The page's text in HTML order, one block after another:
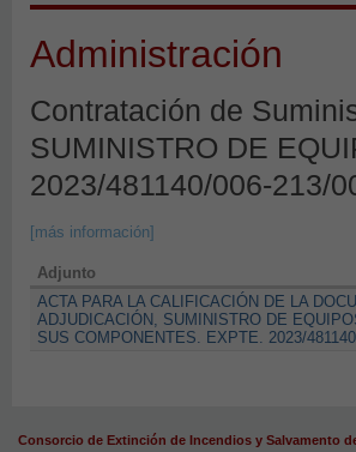
Administración
Contratación de
SUMINISTRO DE
2023/481140/006-213/
[más información]
Adjunto
ACTA PARA LA CALIFICACIÓN DE LA
ADJUDICACIÓN, SUMINISTRO DE
SUS COMPONENTES. EXPTE. 2023/
Consorcio de Extinción de Incendios y Salvamento